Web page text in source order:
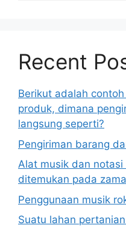
Recent
Berikut adalah
produk, dimana
langsung seperti?
Pengiriman barang
Alat musik dan
ditemukan pada
Penggunaan musik
Suatu lahan